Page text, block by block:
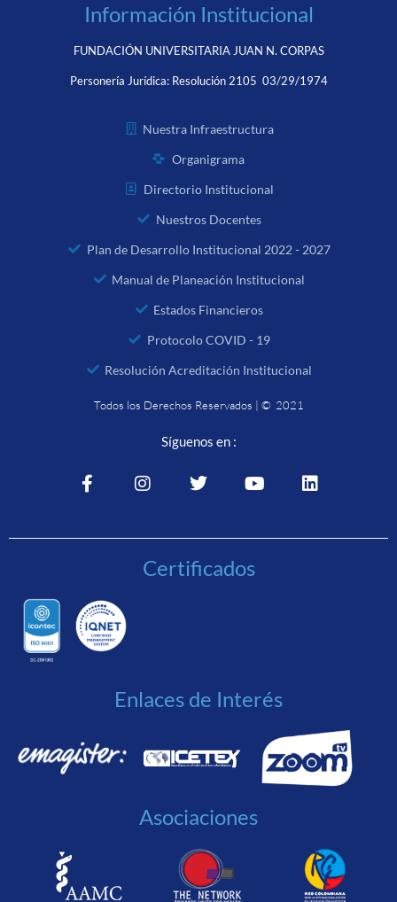
Información Institucional
FUNDACIÓN UNIVERSITARIA JUAN N. CORPAS
Personería Jurídica: Resolución 2105 03/29/1974
Nuestra Infraestructura
Organigrama
Directorio Institucional
Nuestros Docentes
Plan de Desarrollo Institucional 2022 - 2027
Manual de Planeación Institucional
Estados Financieros
Protocolo COVID - 19
Resolución Acreditación Institucional
Todos los Derechos Reservados | © 2021
Síguenos en :
Certificados
Enlaces de Interés
Asociaciones